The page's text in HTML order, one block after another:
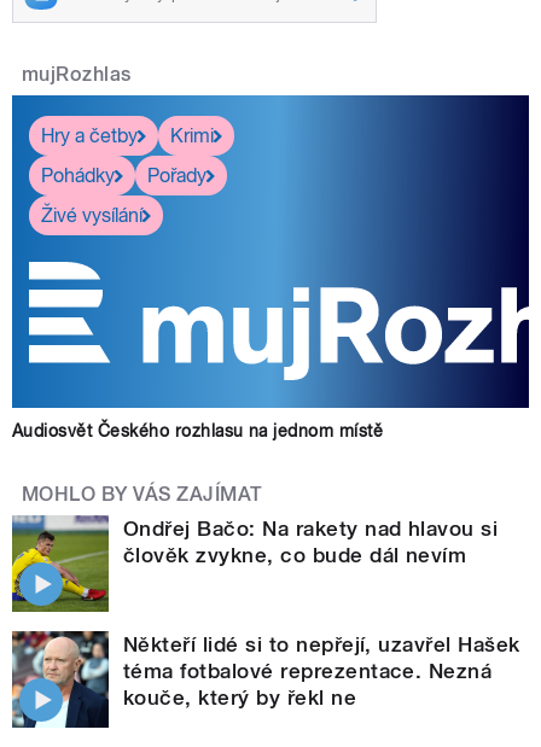
mujRozhlas
Hry a četby
Krimi
Pohádky
Pořady
Živé vysílání
Audiosvět Českého rozhlasu na jednom místě
MOHLO BY VÁS ZAJÍMAT
Ondřej Bačo: Na rakety nad hlavou si
člověk zvykne, co bude dál nevím
Někteří lidé si to nepřejí, uzavřel Hašek
téma fotbalové reprezentace. Nezná
kouče, který by řekl ne